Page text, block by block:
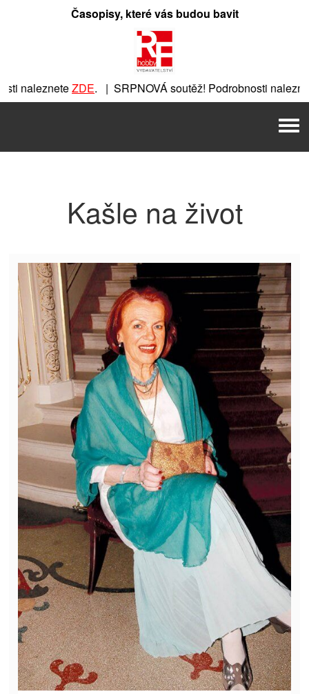
Časopisy, které vás budou bavit
nalezneteZDE. | SRPNOVÁ soutěž! Podrobnosti
. |
Kašle na život